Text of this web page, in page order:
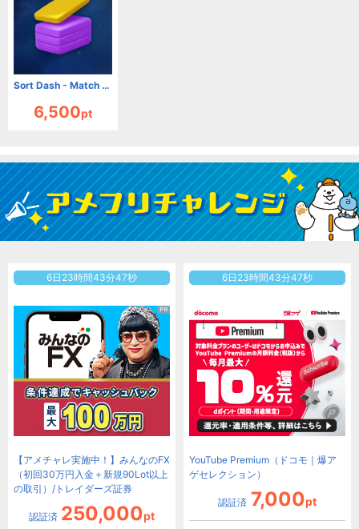
Sort Dash - Match Color Puzzle（チャレンジ11完了）（Android）
6,500pt
6日 23時間43分46秒
【アメチャレ実施中！】みんなのFX
（初回30万円入金＋新規90Lot以上
の取引）/トレイダーズ証券
認証済 250,000pt
6日 23時間43分46秒
YouTube Premium（ドコモ｜爆ア
ゲセレクション）
認証済 7,000pt